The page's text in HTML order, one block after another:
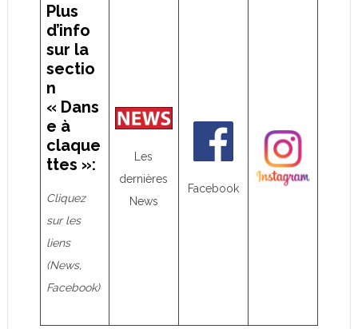
Plus
d’info
sur la
sectio
n
« Dans
e à
claque
ttes »:
Cliquez
sur les
liens
(News,
Facebook)
Les
dernières
News
Facebook